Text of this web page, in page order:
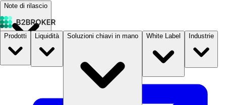
Note di rilascio
PrezziB2STORE
Prodotti Liquidità Soluzioni chiavi in mano White Label Industrie